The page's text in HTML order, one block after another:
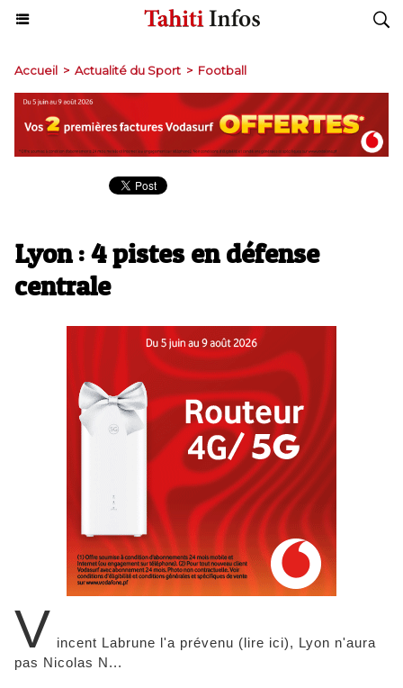
Accueil > Actualité du Sport > Football
Lyon : 4 pistes en défense
centrale
V incent Labrune l'a prévenu (lire ici), Lyon n'aura
pas Nicolas N...